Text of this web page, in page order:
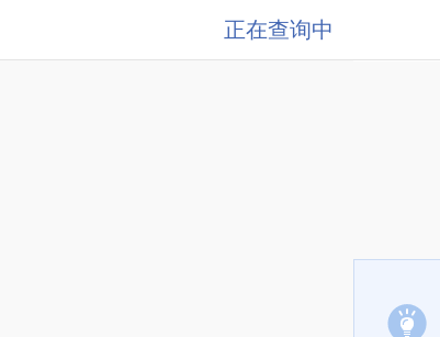
正在查询中